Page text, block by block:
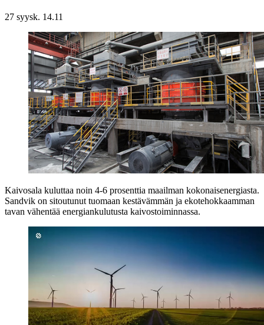
27 syysk. 14.11
Kaivosala kuluttaa noin 4-6 prosenttia maailman kokonaisenergiasta.
Sandvik on sitoutunut tuomaan kestävämmän ja ekotehokkaamman
tavan vähentää energiankulutusta kaivostoiminnassa.